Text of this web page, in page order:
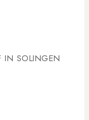
SOLINGEN